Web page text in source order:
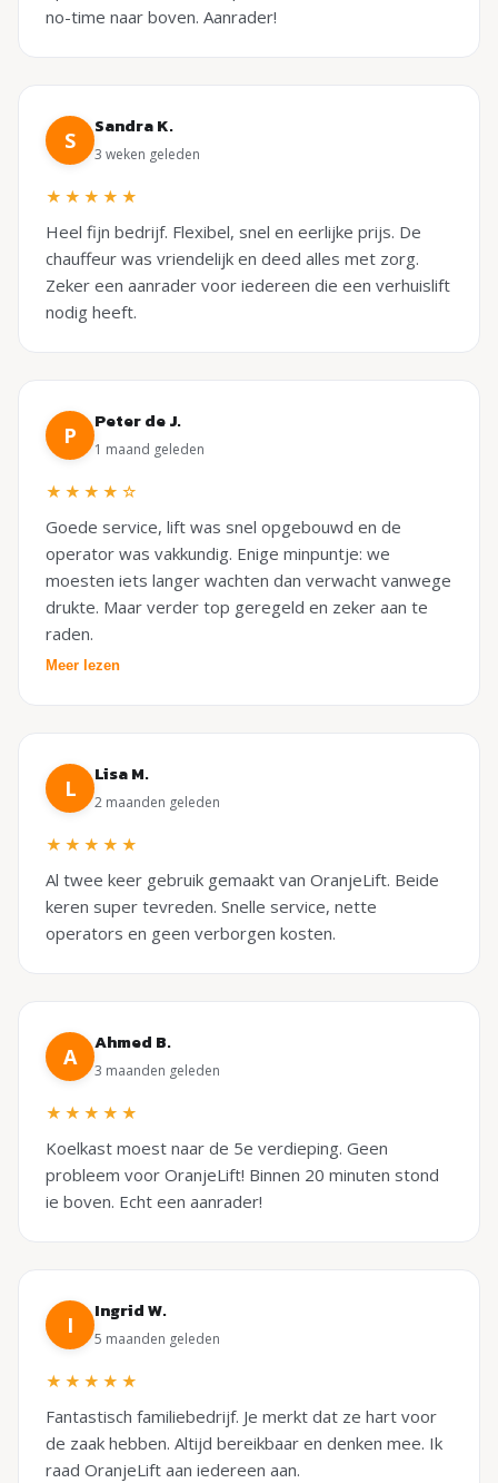
no-time naar boven. Aanrader!
S
Sandra K.
3 weken geleden
★★★★★
Heel fijn bedrijf. Flexibel, snel en eerlijke prijs. De
chauffeur was vriendelijk en deed alles met zorg.
Zeker een aanrader voor iedereen die een verhuislift
nodig heeft.
P
Peter de J.
1 maand geleden
★★★★☆
Goede service, lift was snel opgebouwd en de
operator was vakkundig. Enige minpuntje: we
moesten iets langer wachten dan verwacht vanwege
drukte. Maar verder top geregeld en zeker aan te
raden.
Meer lezen
L
Lisa M.
2 maanden geleden
★★★★★
Al twee keer gebruik gemaakt van OranjeLift. Beide
keren super tevreden. Snelle service, nette
operators en geen verborgen kosten.
A
Ahmed B.
3 maanden geleden
★★★★★
Koelkast moest naar de 5e verdieping. Geen
probleem voor OranjeLift! Binnen 20 minuten stond
ie boven. Echt een aanrader!
I
Ingrid W.
5 maanden geleden
★★★★★
Fantastisch familiebedrijf. Je merkt dat ze hart voor
de zaak hebben. Altijd bereikbaar en denken mee. Ik
raad OranjeLift aan iedereen aan.